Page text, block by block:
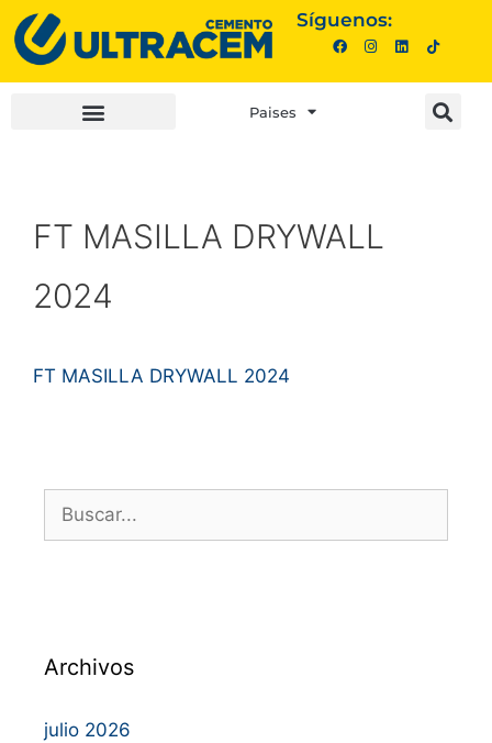
Síguenos:
Paises
FT MASILLA DRYWALL
2024
FT MASILLA DRYWALL 2024
Archivos
julio 2026